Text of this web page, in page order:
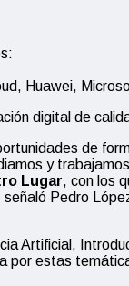
Huawei,
digital de
de
y
Lugar, con los
Pedro
Artificial,
por estas